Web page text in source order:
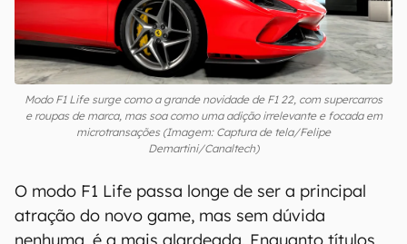
Modo F1 Life surge como a grande novidade de F1 22, com supercarros
e roupas de marca, mas soa como uma adição irrelevante e focada em
microtransações (Imagem: Captura de tela/Felipe
Demartini/Canaltech)
O modo F1 Life passa longe de ser a principal
atração do novo game, mas sem dúvida